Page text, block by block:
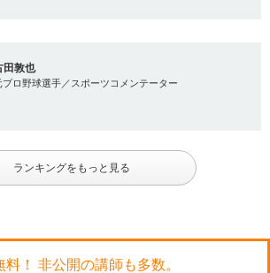
田敦也
プロ野球選手／スポーツコメンテーター
ランキングをもっと見る
料！ 非公開の講師も多数。